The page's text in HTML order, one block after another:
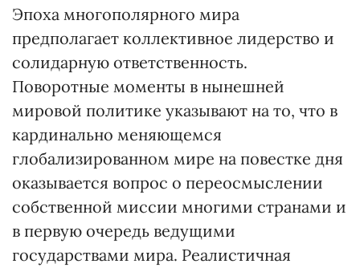
Эпоха многополярного мира
предполагает коллективное лидерство и
солидарную ответственность.
Поворотные моменты в нынешней
мировой политике указывают на то, что в
кардинально меняющемся
глобализированном мире на повестке дня
оказывается воп­рос о переосмыслении
собственной миссии многими странами и
в первую очередь ведущими
государствами мира. Реалистичная